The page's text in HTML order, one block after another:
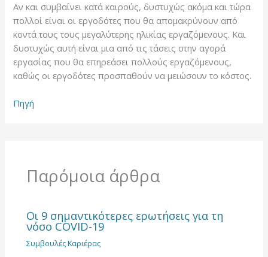
Αν και συμβαίνει κατά καιρούς, δυστυχώς ακόμα και τώρα
πολλοί είναι οι εργοδότες που θα απομακρύνουν από
κοντά τους τους μεγαλύτερης ηλικίας εργαζόμενους. Και
δυστυχώς αυτή είναι μια από τις τάσεις στην αγορά
εργασίας που θα επηρεάσει πολλούς εργαζόμενους,
καθώς οι εργοδότες προσπαθούν να μειώσουν το κόστος.
Πηγή
Παρόμοια άρθρα
Οι 9 σημαντικότερες ερωτήσεις για τη
νόσο COVID-19
Συμβουλές Καριέρας